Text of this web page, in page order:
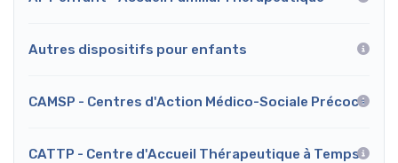
Autres dispositifs pour enfants
CAMSP - Centres d'Action Médico-Sociale Précoce
CATTP - Centre d'Accueil Thérapeutique à Temps